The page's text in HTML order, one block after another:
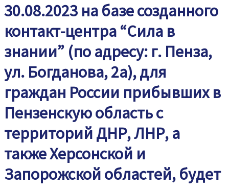
30.08.2023 на базе созданного
контакт-центра “Сила в
знании” (по адресу: г. Пенза,
ул. Богданова, 2а), для
граждан России прибывших в
Пензенскую область с
территорий ДНР, ЛНР, а
также Херсонской и
Запорожской областей, будет